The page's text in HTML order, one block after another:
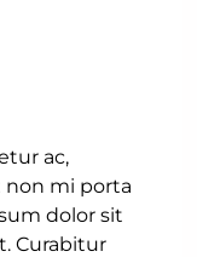
ac,
non mi porta
dolor sit
Curabitur